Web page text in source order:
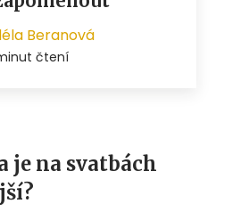
je na svatbách